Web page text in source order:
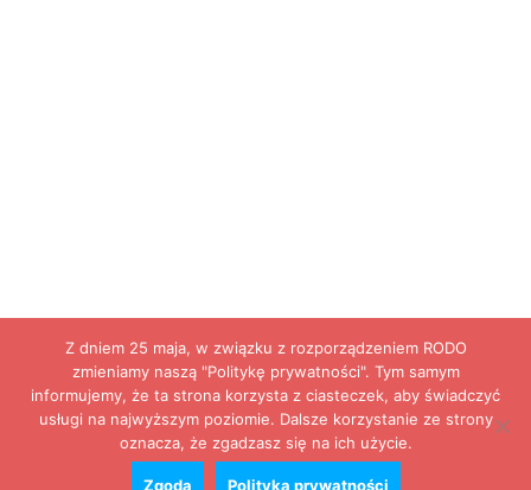
Z dniem 25 maja, w związku z rozporządzeniem RODO
zmieniamy naszą "Politykę prywatności". Tym samym
informujemy, że ta strona korzysta z ciasteczek, aby świadczyć
usługi na najwyższym poziomie. Dalsze korzystanie ze strony
oznacza, że zgadzasz się na ich użycie.
Zgoda Polityka prywatności